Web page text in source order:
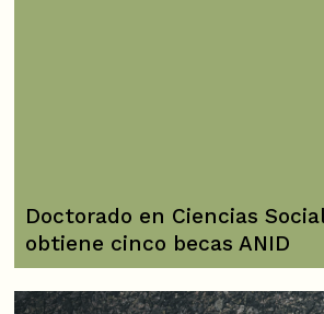
Doctorado en Ciencias
obtiene cinco becas ANID